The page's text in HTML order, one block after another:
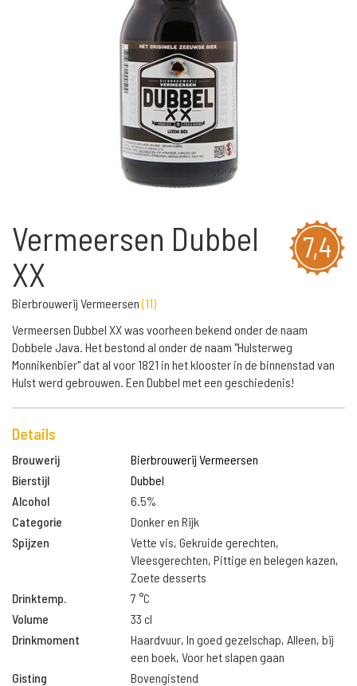
7,4
Vermeersen Dubbel
XX
Bierbrouwerij Vermeersen(11)
Vermeersen Dubbel XX was voorheen bekend onder de naam
Dobbele Java. Het bestond al onder de naam "Hulsterweg
Monnikenbier" dat al voor 1821 in het klooster in de binnenstad van
Hulst werd gebrouwen. Een Dubbel met een geschiedenis!
Details
Brouwerij
Bierbrouwerij Vermeersen
Bierstijl
Dubbel
Alcohol
6.5%
Categorie
Donker en Rijk
Spijzen
Vette vis, Gekruide gerechten,
Vleesgerechten, Pittige en belegen kazen,
Zoete desserts
Drinktemp.
7 °C
Volume
33 cl
Drinkmoment
Haardvuur, In goed gezelschap, Alleen, bij
een boek, Voor het slapen gaan
Gisting
Bovengistend